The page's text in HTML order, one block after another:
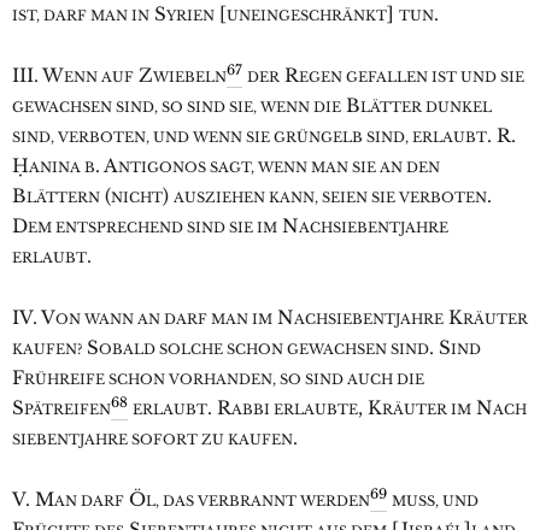
IST, DARF MAN IN SYRIEN [UNEINGESCHRÄNKT] TUN.
III. WENN AUF ZWIEBELN67 DER REGEN GEFALLEN IST UND SIE
GEWACHSEN SIND, SO SIND SIE, WENN DIE BLÄTTER DUNKEL
SIND, VERBOTEN, UND WENN SIE GRÜNGELB SIND, ERLAUBT. R.
ḤANINA B. ANTIGONOS SAGT, WENN MAN SIE AN DEN
BLÄTTERN (NICHT) AUSZIEHEN KANN, SEIEN SIE VERBOTEN.
DEM ENTSPRECHEND SIND SIE IM NACHSIEBENTJAHRE
ERLAUBT.
IV. VON WANN AN DARF MAN IM NACHSIEBENTJAHRE KRÄUTER
KAUFEN? SOBALD SOLCHE SCHON GEWACHSEN SIND. SIND
FRÜHREIFE SCHON VORHANDEN, SO SIND AUCH DIE
SPÄTREIFEN68 ERLAUBT. RABBI ERLAUBTE, KRÄUTER IM NACH
SIEBENTJAHRE SOFORT ZU KAUFEN.
V. MAN DARF ÖL, DAS VERBRANNT WERDEN69 MUSS, UND